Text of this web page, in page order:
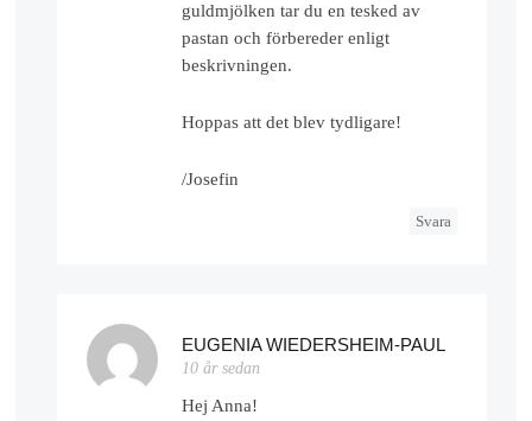
guldmjölken tar du en tesked av
pastan och förbereder enligt
beskrivningen.
Hoppas att det blev tydligare!
/Josefin
Svara
EUGENIA WIEDERSHEIM-PAUL
10 år sedan
Hej Anna!